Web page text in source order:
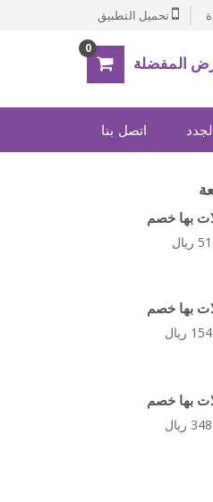
تحميل التطبيق
المفضلة
0
اتصل بنا
بها خصم
بها خصم
ريال
بها خصم
ريال